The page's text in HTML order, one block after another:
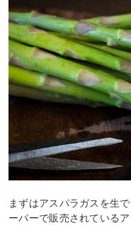
まずはアスパラガスを生
ーパーで販売されている